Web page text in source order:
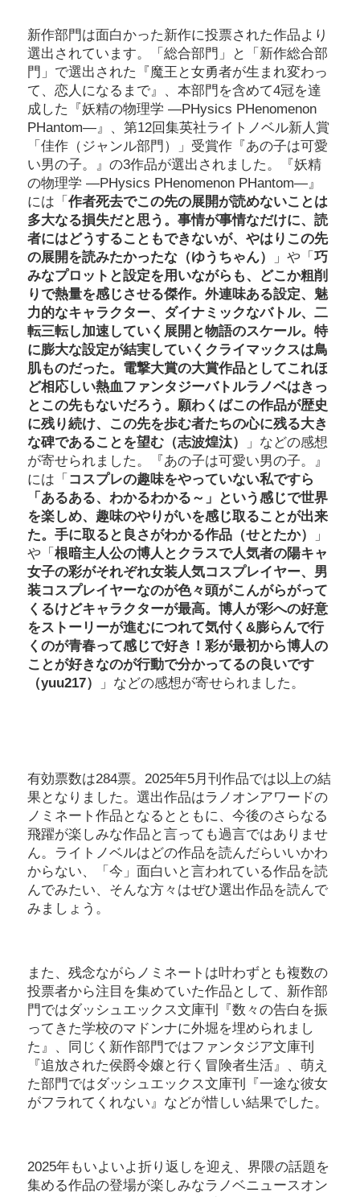
新作部門は面白かった新作に投票された作品より
選出されています。「総合部門」と「新作総合部
門」で選出された『魔王と女勇者が生まれ変わっ
て、恋人になるまで』、本部門を含めて4冠を達
成した『妖精の物理学 ―PHysics PHenomenon
PHantom―』、第12回集英社ライトノベル新人賞
「佳作（ジャンル部門）」受賞作『あの子は可愛
い男の子。』の3作品が選出されました。『妖精
の物理学 ―PHysics PHenomenon PHantom―』
には「 作者死去でこの先の展開が読めないことは
多大なる損失だと思う。事情が事情なだけに、読
者にはどうすることもできないが、やはりこの先
の展開を読みたかったな（ゆうちゃん）
」や「 巧
みなプロットと設定を用いながらも、どこか粗削
りで熱量を感じさせる傑作。外連味ある設定、魅
力的なキャラクター、ダイナミックなバトル、二
転三転し加速していく展開と物語のスケール。特
に膨大な設定が結実していくクライマックスは鳥
肌ものだった。電撃大賞の大賞作品としてこれほ
ど相応しい熱血ファンタジーバトルラノベはきっ
とこの先もないだろう。願わくばこの作品が歴史
に残り続け、この先を歩む者たちの心に残る大き
な碑であることを望む（志波煌汰）
」などの感想
が寄せられました。『あの子は可愛い男の子。』
には「 コスプレの趣味をやっていない私ですら
「あるある、わかるわかる～」という感じで世界
を楽しめ、趣味のやりがいを感じ取ることが出来
た。手に取ると良さがわかる作品（せとたか）
」
や「 根暗主人公の博人とクラスで人気者の陽キャ
女子の彩がそれぞれ女装人気コスプレイヤー、男
装コスプレイヤーなのが色々頭がこんがらがって
くるけどキャラクターが最高。博人が彩への好意
をストーリーが進むにつれて気付く&膨らんで行
くのが青春って感じで好き！彩が最初から博人の
ことが好きなのが行動で分かってるの良いです
（yuu217）
」などの感想が寄せられました。
有効票数は284票。2025年5月刊作品では以上の結
果となりました。選出作品はラノオンアワードの
ノミネート作品となるとともに、今後のさらなる
飛躍が楽しみな作品と言っても過言ではありませ
ん。ライトノベルはどの作品を読んだらいいかわ
からない、「今」面白いと言われている作品を読
んでみたい、そんな方々はぜひ選出作品を読んで
みましょう。
また、残念ながらノミネートは叶わずとも複数の
投票者から注目を集めていた作品として、新作部
門ではダッシュエックス文庫刊『数々の告白を振
ってきた学校のマドンナに外堀を埋められまし
た』、同じく新作部門ではファンタジア文庫刊
『追放された侯爵令嬢と行く冒険者生活』、萌え
た部門ではダッシュエックス文庫刊『一途な彼女
がフラれてくれない』などが惜しい結果でした。
2025年もいよいよ折り返しを迎え、界隈の話題を
集める作品の登場が楽しみなラノベニュースオン